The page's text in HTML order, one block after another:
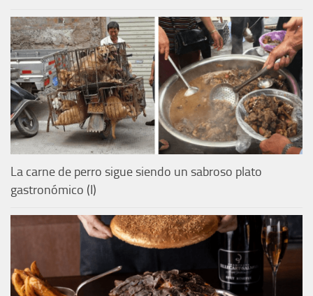
La carne de perro sigue siendo un sabroso plato
gastronómico (I)